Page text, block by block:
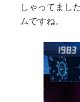
しゃってまし
ムですね。